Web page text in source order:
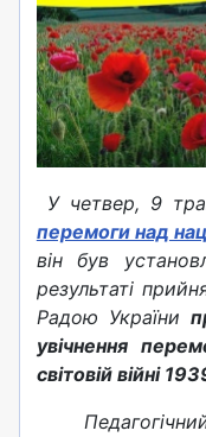
У четвер, 9
перемоги над
він був
результаті
Радою України
увічнення
світовій війні
Педагогічний